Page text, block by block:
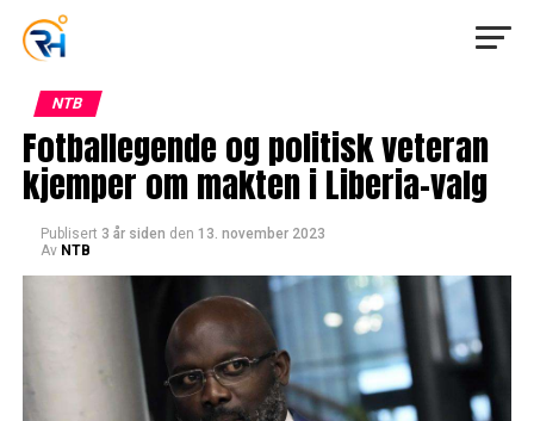
NTB
Fotballegende og politisk veteran
kjemper om makten i Liberia-valg
Publisert 3 år siden den 13. november 2023
Av NTB